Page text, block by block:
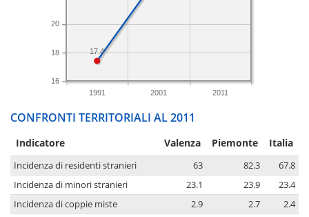
1991 2001 2011
16
18
20
17.4
CONFRONTI TERRITORIALI AL 2011
Indicatore Valenza Piemonte Italia
Incidenza di residenti stranieri 63 82.3
67.8
Incidenza di minori stranieri
23.1 23.9
23.4
Incidenza di coppie miste
2.9 2.7
2.4